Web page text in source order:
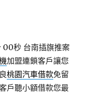
00秒 台南插旗推案
加盟連鎖客戶讓您
桃園汽車借款免留
戶聽小額借款您最